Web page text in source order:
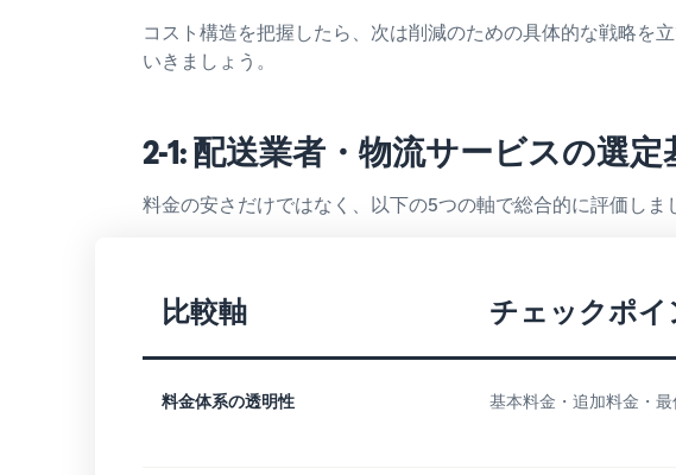
コスト構造を把握したら、次は削減のための具体的な戦略を
いきましょう。
2-1: 配送業者・物流サービスの選定
料金の安さだけではなく、以下の5つの軸で総合的に評価しま
比較軸 チェックポイ
料金体系の透明性 基本料金・追加料金・